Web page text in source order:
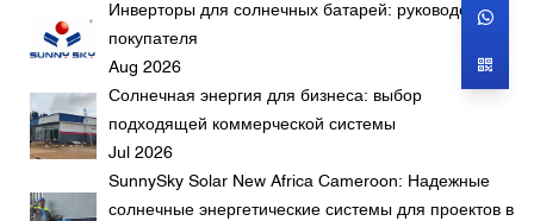
Инверторы для солнечных батарей: руководство
покупателя
Aug 2026
Солнечная энергия для бизнеса: выбор
подходящей коммерческой системы
Jul 2026
SunnySky Solar New Africa Cameroon: Надежные
солнечные энергетические системы для проектов в